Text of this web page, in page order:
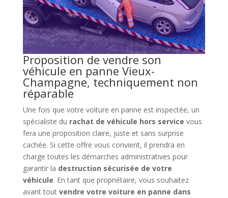
Proposition de vendre son
véhicule en panne Vieux-
Champagne, techniquement non
réparable
Une fois que votre voiture en panne est inspectée, un
spécialiste du rachat de véhicule hors service vous
fera une proposition claire, juste et sans surprise
cachée. Si cette offre vous convient, il prendra en
charge toutes les démarches administratives pour
garantir la destruction sécurisée de votre
véhicule. En tant que propriétaire, vous souhaitez
avant tout vendre votre voiture en panne dans